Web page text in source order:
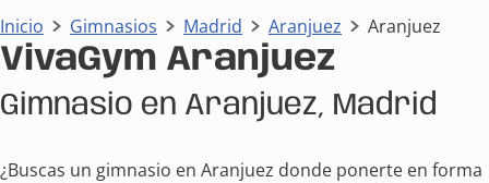
Inicio Gimnasios Madrid Aranjuez Aranjuez
VivaGym Aranjuez
Gimnasio en Aranjuez, Madrid
¿Buscas un gimnasio en Aranjuez donde ponerte en forma